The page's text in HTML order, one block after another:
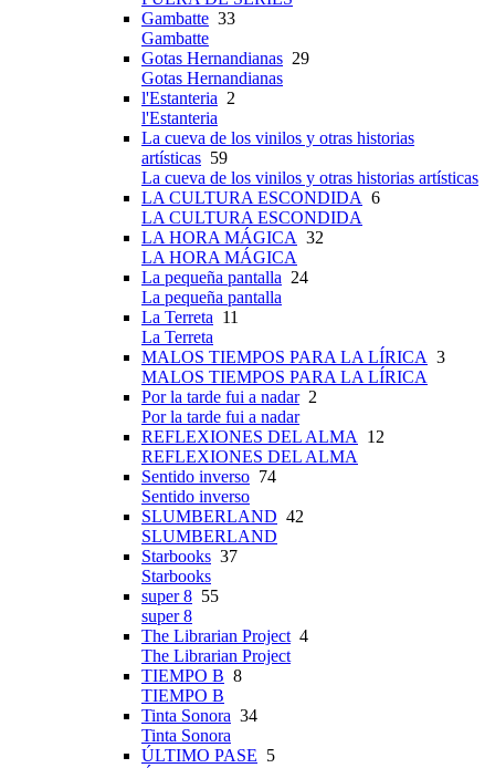
Gambatte 33
Gambatte
Gotas Hernandianas 29
Gotas Hernandianas
l'Estanteria 2
l'Estanteria
La cueva de los vinilos y otras historias
artísticas 59
La cueva de los vinilos y otras historias artísticas
LA CULTURA ESCONDIDA 6
LA CULTURA ESCONDIDA
LA HORA MÁGICA 32
LA HORA MÁGICA
La pequeña pantalla 24
La pequeña pantalla
La Terreta 11
La Terreta
MALOS TIEMPOS PARA LA LÍRICA 3
MALOS TIEMPOS PARA LA LÍRICA
Por la tarde fui a nadar2
Por la tarde fui a nadar
REFLEXIONES DEL ALMA
12
REFLEXIONES DEL ALMA
Sentido inverso 74
Sentido inverso
SLUMBERLAND 42
SLUMBERLAND
Starbooks 37
Starbooks
super 8 55
super 8
The Librarian Project 4
The Librarian Project
TIEMPO B 8
TIEMPO B
Tinta Sonora 34
Tinta Sonora
ÚLTIMO PASE 5